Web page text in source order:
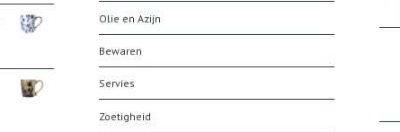
Olie en Azijn
Bewaren
Servies
Zoetigheid